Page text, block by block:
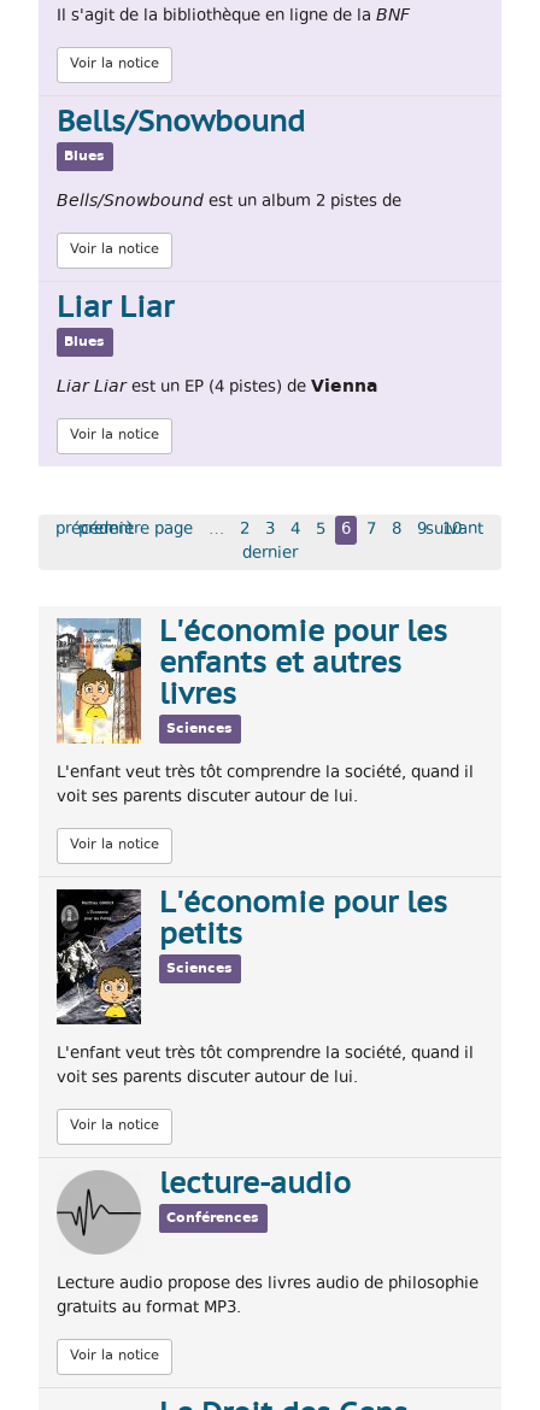
Il s'agit de la bibliothèque en ligne de la BNF
Voir la notice
Bells​/​Snowbound
Blues
Bells​/​Snowbound est un album 2 pistes de
Voir la notice
Liar Liar
Blues
Liar Liarest un EP (4 pistes) de Vienna
Voir la notice
première page
précédent … 2 3 4 5 6 7 8 9 10
suivant
dernier
L'économie pour les
enfants et autres
livres
Sciences
L'enfant veut très tôt comprendre la société, quand il
voit ses parents discuter autour de lui.
Voir la notice
L'économie pour les
petits
Sciences
L'enfant veut très tôt comprendre la société, quand il
voit ses parents discuter autour de lui.
Voir la notice
lecture-audio
Conférences
Lecture audio propose des livres audio de philosophie
gratuits au format MP3.
Voir la notice